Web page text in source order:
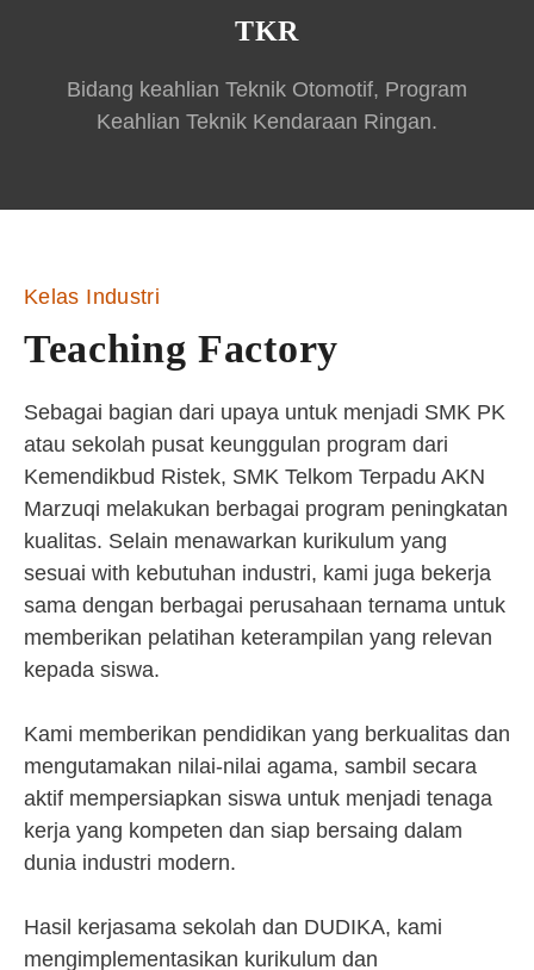
TKR
Bidang keahlian Teknik Otomotif, Program
Keahlian Teknik Kendaraan Ringan.
Kelas Industri
Teaching Factory
Sebagai bagian dari upaya untuk menjadi SMK PK
atau sekolah pusat keunggulan program dari
Kemendikbud Ristek, SMK Telkom Terpadu AKN
Marzuqi melakukan berbagai program peningkatan
kualitas. Selain menawarkan kurikulum yang
sesuai with kebutuhan industri, kami juga bekerja
sama dengan berbagai perusahaan ternama untuk
memberikan pelatihan keterampilan yang relevan
kepada siswa.
Kami memberikan pendidikan yang berkualitas dan
mengutamakan nilai-nilai agama, sambil secara
aktif mempersiapkan siswa untuk menjadi tenaga
kerja yang kompeten dan siap bersaing dalam
dunia industri modern.
Hasil kerjasama sekolah dan DUDIKA, kami
mengimplementasikan kurikulum dan